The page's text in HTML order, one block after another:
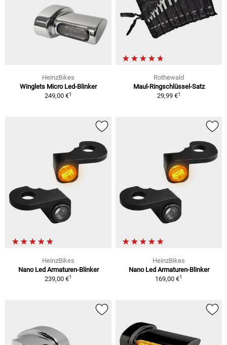
HeinzBikes
Winglets Micro Led-Blinker
249,00 €1
Rothewald
Maul-Ringschlüssel-Satz
29,99 €1
HeinzBikes
Nano Led Armaturen-Blinker
239,00 €1
HeinzBikes
Nano Led Armaturen-Blinker
169,00 €1